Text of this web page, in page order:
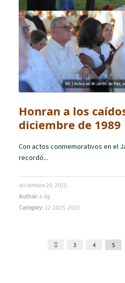
Honran a los
diciembre de 1989
Con actos conmemorativos en el
recordó...
diciembre 20, 2025
Author: a dg
Category: 12-2025 ,2025
3 4 5